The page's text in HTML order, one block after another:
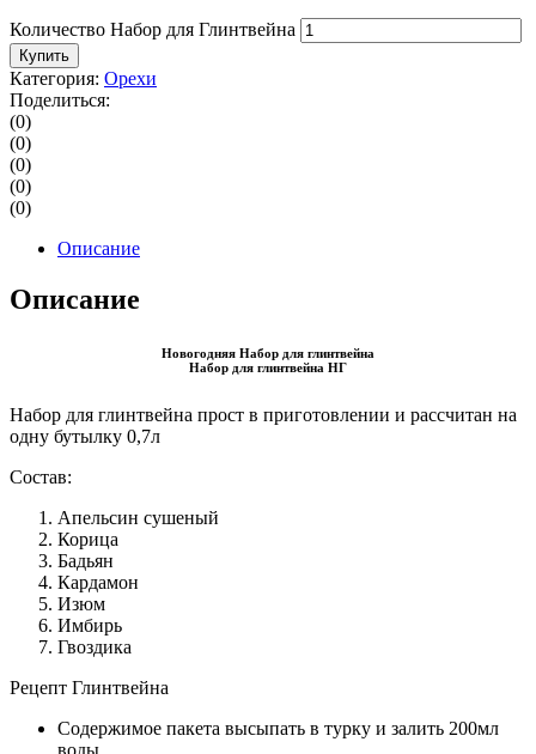
Количество Набор для Глинтвейна
Купить
Категория: Орехи
Поделиться:
(0)
(0)
(0)
(0)
(0)
Описание
Описание
Новогодняя Набор для глинтвейна
Набор для глинтвейна НГ
Набор для глинтвейна прост в приготовлении и рассчитан на
одну бутылку 0,7л
Состав:
Апельсин сушеный
Корица
Бадьян
Кардамон
Изюм
Имбирь
Гвоздика
Рецепт Глинтвейна
Содержимое пакета высыпать в турку и залить 200мл